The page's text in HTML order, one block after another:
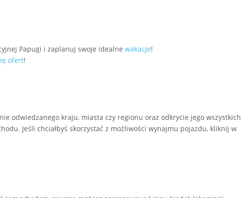
Papugi i zaplanuj swoje idealne wakacje!
ofert!
odwiedzanego kraju, miasta czy regionu oraz odkrycie jego wszystkich
Jeśli chciałbyś skorzystać z możliwości wynajmu pojazdu, kliknij w